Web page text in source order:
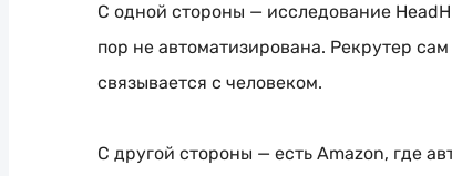
С одной стороны — исследование
пор не автоматизирована. Рекрутер
связывается с человеком.
С другой стороны — есть Amazon, где